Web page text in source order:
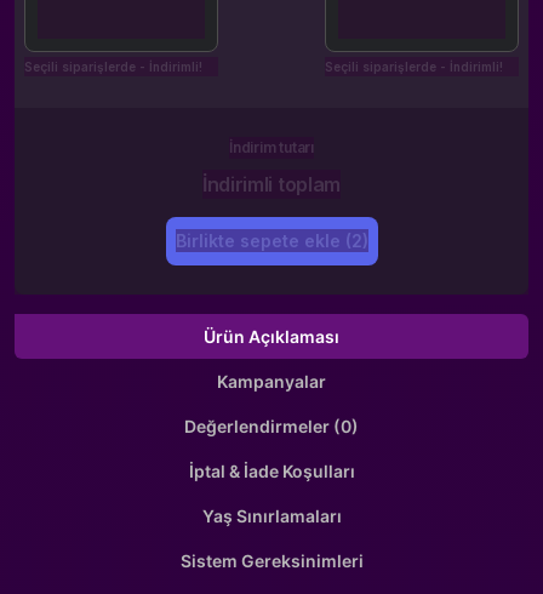
Seçili siparişlerde - İndirimli! Seçili siparişlerde - İndirimli!
İndirim tutarı
İndirimli toplam
Birlikte sepete ekle (2)
Ürün Açıklaması
Kampanyalar
Değerlendirmeler (0)
İptal & İade Koşulları
Yaş Sınırlamaları
Sistem Gereksinimleri